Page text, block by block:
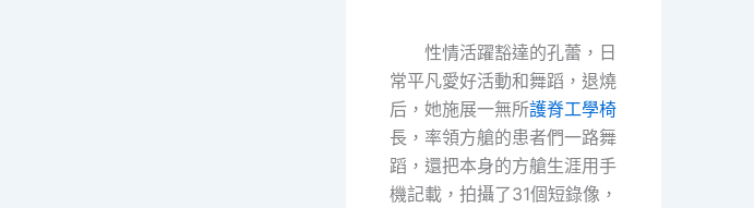
性情活躍豁達的孔蕾，日
常平凡愛好活動和舞蹈，退燒
后，她施展一無所護脊工學椅
長，率領方艙的患者們一路舞
蹈，還把本身的方艙生涯用手
機記載，拍攝了31個短錄像，